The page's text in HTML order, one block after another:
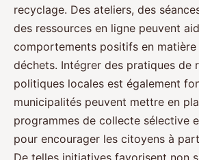
recyclage. Des ateliers, des
des ressources en ligne peuvent
comportements positifs en
déchets. Intégrer des pratiques de
politiques locales est également
municipalités peuvent mettre en
programmes de collecte sélective
pour encourager les citoyens à